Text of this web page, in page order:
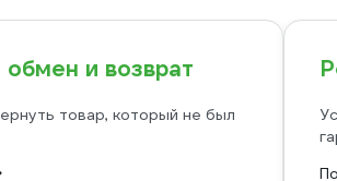
обмен и возврат
товар, который не был